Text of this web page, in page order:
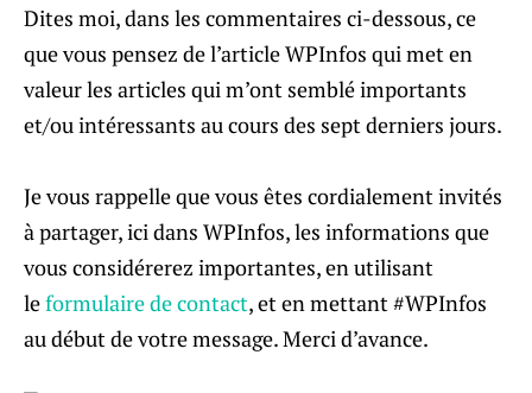
Dites moi, dans les commentaires ci-dessous, ce
que vous pensez de l’article WPInfos qui met en
valeur les articles qui m’ont semblé importants
et/ou intéressants au cours des sept derniers jours.
Je vous rappelle que vous êtes cordialement invités
à partager, ici dans WPInfos, les informations que
vous considérerez importantes, en utilisant
leformulaire de contact, et en mettant #WPInfos
au début de votre message. Merci d’avance.